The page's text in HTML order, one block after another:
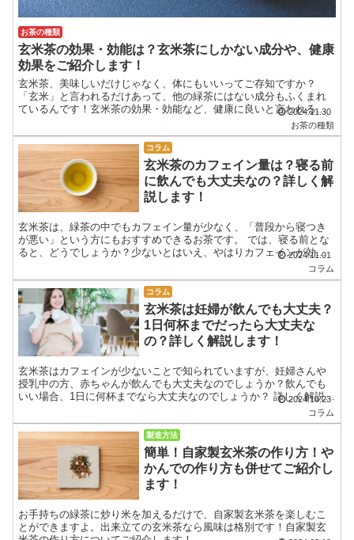
お茶の種類
玄米茶の効果・効能は？玄米茶にしかない成分や、健康
効果をご紹介します！
玄米茶、美味しいだけじゃなく、体にもいいってご存知ですか？
「玄米」と言われるだけあって、他の緑茶にはない成分もふくまれ
ているんです！玄米茶の効果・効能など、健康に良いと言われる理
2024.11.30
お茶の種類
コラム
玄米茶のカフェイン量は？寝る前
に飲んでも大丈夫なの？詳しく解
説します！
玄米茶は、緑茶の中でもカフェイン量が少なく、「普段から寝つき
が悪い」という方にもおすすめできるお茶です。 では、寝る前とな
ると、どうでしょうか？少ないとはいえ、やはりカフェインが効い
てしまい、眠れなくなってしまうのでしょうか？玄米茶のカフェ...
2024.11.01
コラム
コラム
玄米茶は妊婦が飲んでも大丈夫？
1日何杯までだったら大丈夫な
の？詳しく解説します！
玄米茶はカフェインが少ないことで知られていますが、妊婦さんや
授乳中の方、赤ちゃんが飲んでも大丈夫なのでしょうか？飲んでも
いい場合、1日に何杯までなら大丈夫なのでしょうか？ 詳しく解説し
2024.10.23
コラム
製造方法
簡単！自家製玄米茶の作り方！や
かんでの作り方も併せてご紹介し
ます！
お手持ちの緑茶に炒り米を加えるだけで、自家製玄米茶を楽しむこ
とができますよ。出来立ての玄米茶なら風味は格別です！自家製玄